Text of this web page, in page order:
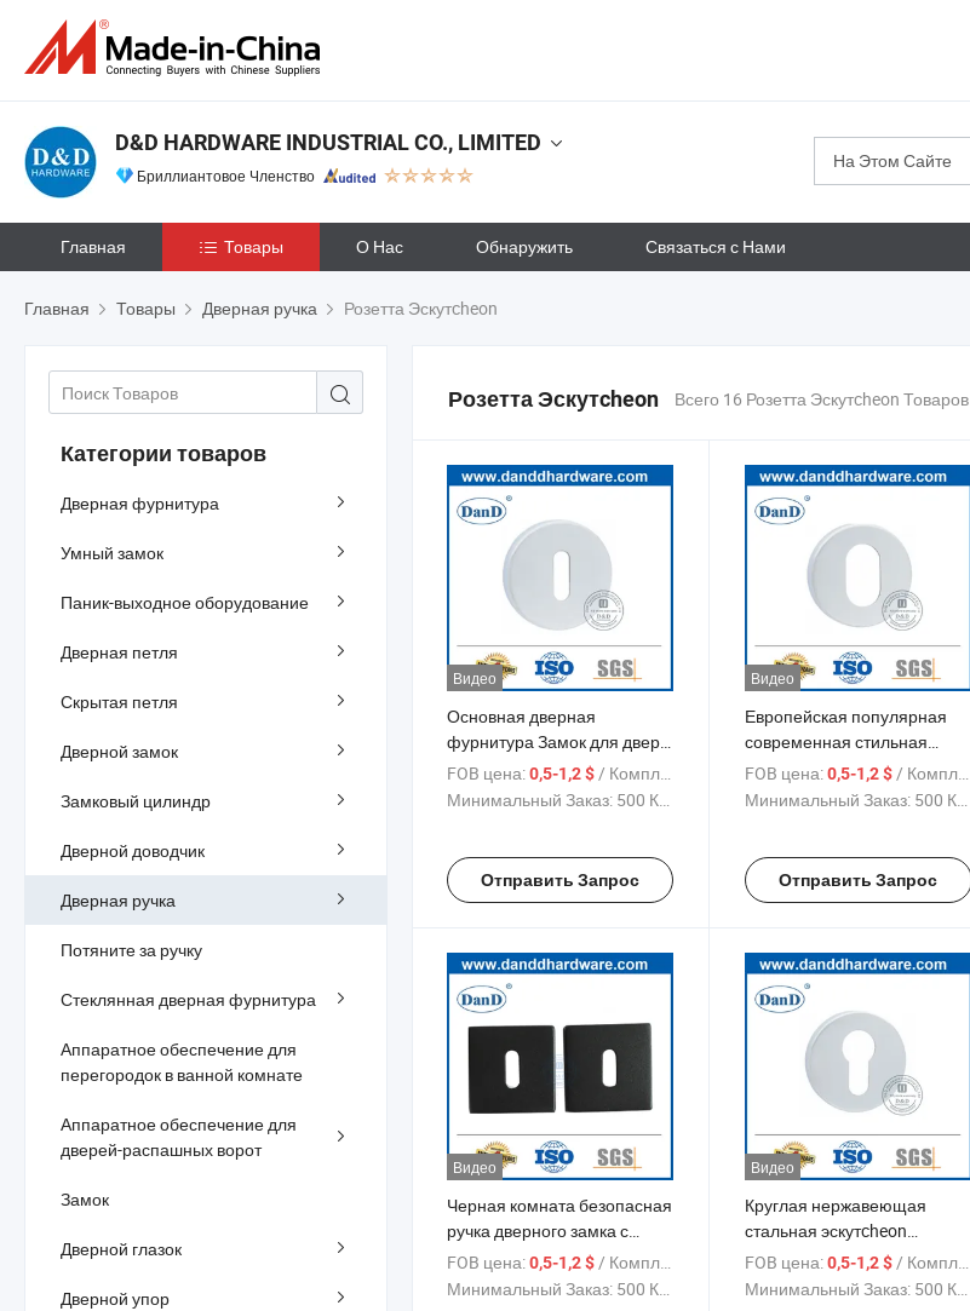
На Этом Сайте
D&D HARDWARE INDUSTRIAL CO., LIMITED
Бриллиантовое Членство
Главная Товары О Нас Обнаружить Связаться с Нами
Главная Товары Дверная ручка Розетта Эскутcheon
Категории товаров
Дверная фурнитура
Умный замок
Паник-выходное оборудование
Дверная петля
Скрытая петля
Дверной замок
Замковый цилиндр
Дверной доводчик
Дверная ручка
Потяните за ручку
Стеклянная дверная фурнитура
Аппаратное обеспечение для
перегородок в ванной комнате
Аппаратное обеспечение для
дверей-распашных ворот
Замок
Дверной глазок
Дверной упор
Розетта Эскутcheon Всего 16 Розетта Эскутcheon Товаров
Видео
Основная дверная
фурнитура Замок для двери
Ручка-рычаг Розетка
FOB цена:0,5-1,2 $/ Комплект
Минимальный Заказ: 500 Комплекты
Отправить Запрос
Видео
Европейская популярная
современная стильная
дверная ручка с розеткой и
эскутчоном
FOB цена: 0,5-1,2 $/ Комплект
Минимальный Заказ: 500 Комплекты
Отправить Запрос
Видео
Черная комната безопасная
ручка дверного замка с
рычажной ручкой и
эскутчоном для декорации
FOB цена:0,5-1,2 $ / Комплект
Минимальный Заказ: 500 Комплекты
Видео
Круглая нержавеющая
стальная эскутcheon
дверная ручка с розеткой
FOB цена: 0,5-1,2 $ / Комплект
Минимальный Заказ: 500 Комплекты